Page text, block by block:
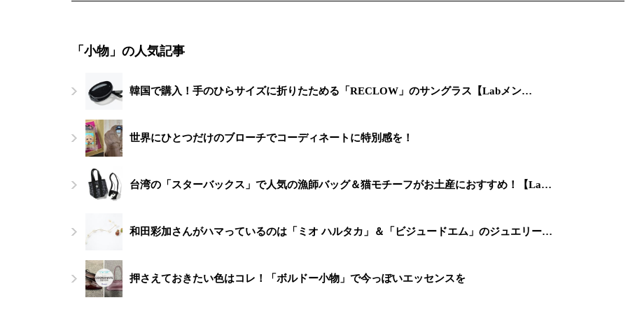
「小物」の人気記事
韓国で購入！手のひらサイズに折りたためる「RECLOW」のサングラス【Labメン…
世界にひとつだけのブローチでコーディネートに特別感を！
台湾の「スターバックス」で人気の漁師バッグ＆猫モチーフがお土産におすすめ！【La…
和田彩加さんがハマっているのは「ミオ ハルタカ」＆「ビジュードエム」のジュエリー…
押さえておきたい色はコレ！「ボルドー小物」で今っぽいエッセンスを